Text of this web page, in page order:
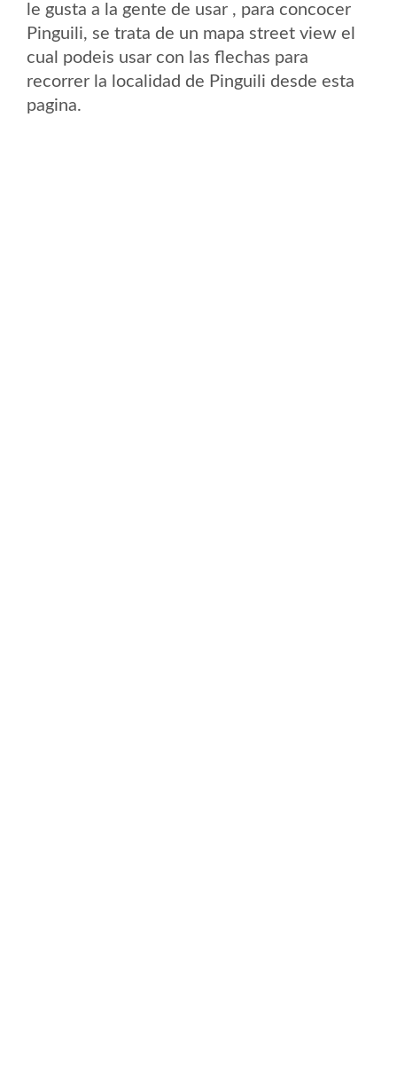
le gusta a la gente de usar , para concocer
Pinguili, se trata de un mapa street view el
cual podeis usar con las flechas para
recorrer la localidad de Pinguili desde esta
pagina.